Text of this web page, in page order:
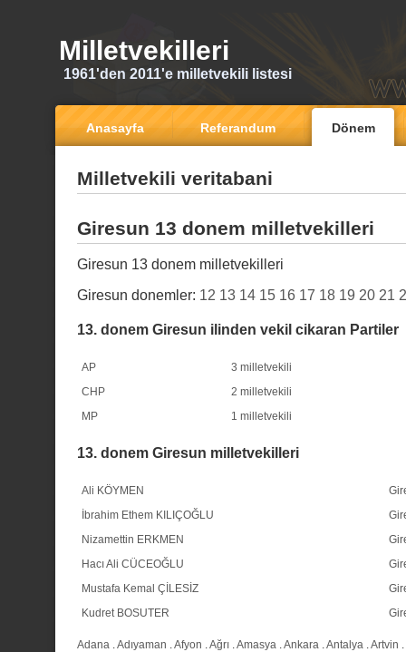
Milletvekilleri
1961'den 2011'e milletvekili listesi
Anasayfa Referandum Dönem
Milletvekili veritabani
Giresun 13 donem milletvekilleri
Giresun 13 donem milletvekilleri
Giresun donemler: 12 13 14 15 16 17 18 19 20 21
13. donem Giresun ilinden vekil cikaran Partiler
AP
3 milletvekili
CHP
2 milletvekili
MP
1 milletvekili
13. donem Giresun milletvekilleri
Ali KÖYMEN
İbrahim Ethem KILIÇOĞLU
Nizamettin ERKMEN
Hacı Ali CÜCEOĞLU
Mustafa Kemal ÇİLESİZ
Kudret BOSUTER
Adana .Adıyaman .Afyon .Ağrı .Amasya .Ankara .Antalya .Artvin .